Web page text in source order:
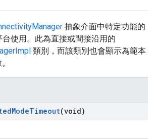
抽象介面中特定功能的
使用。此為直接或間接沿用的
類別，而該類別也會顯示為範本
ModeTimeout(void)